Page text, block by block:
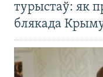
турыстаў: як
блякада